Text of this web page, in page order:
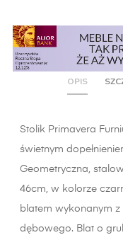
OPIS
Stolik Primavera
świetnym
Geometryczna,
46cm, w kolorze
blatem wykonanym
dębowego. Blat o